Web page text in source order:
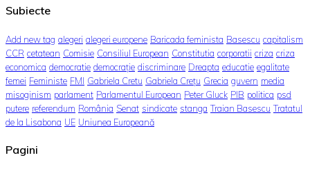
Subiecte
Add new tag alegeri alegeri europene Baricada feminista Basescu capitalism
CCR cetatean Comisie Consiliul European Constitutia corporatii criza criza
economica democratie democrație discriminare Dreapta educatie egalitate
femei Feministe FMI Gabriela Cretu Gabriela Crețu Grecia guvern media
misoginism parlament Parlamentul European Peter Gluck PIB politica psd
putere referendum România Senat sindicate stanga Traian Basescu Tratatul
de la Lisabona UE Uniunea Europeană
Pagini